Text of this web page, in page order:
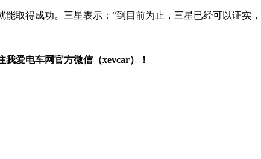
取得成功。三星表示：“到目前为止，三星已经可以证实
爱电车网官方微信（xevcar）！